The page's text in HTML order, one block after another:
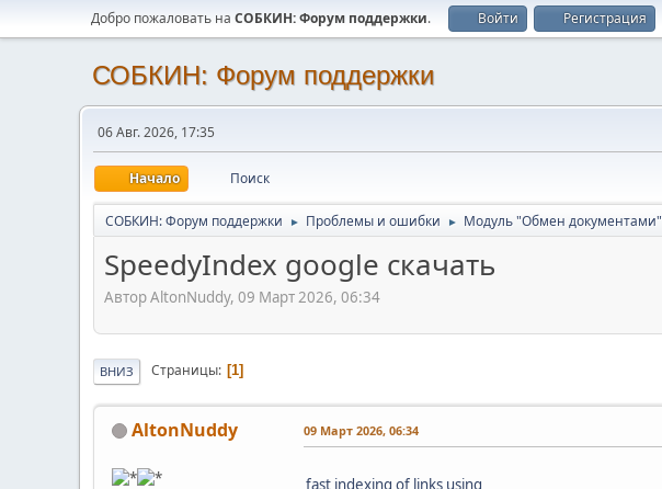
Добро пожаловать на СОБКИН: Форум поддержки. Войти Регистрация
СОБКИН: Форум поддержки
06 Авг. 2026, 17:35
Начало Поиск
СОБКИН: Форум поддержки ► Проблемы и ошибки ► Модуль "Обмен документами"
SpeedyIndex google скачать
Автор AltonNuddy, 09 Март 2026, 06:34
ВНИЗ Страницы 1
AltonNuddy 09 Март 2026, 06:34
fast indexing of links using